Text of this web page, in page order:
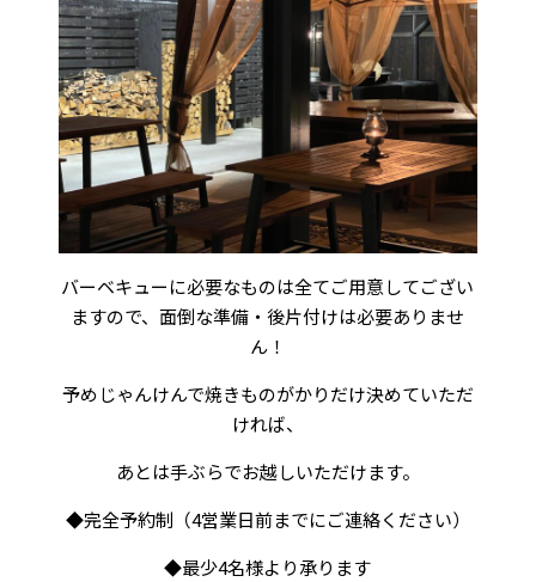
バーベキューに必要なものは全てご用意してござい
ますので、面倒な準備・後片付けは必要ありませ
ん！
予めじゃんけんで焼きものがかりだけ決めていただ
ければ、
あとは手ぶらでお越しいただけます。
◆完全予約制（4営業日前までにご連絡ください）
◆最少4名様より承ります